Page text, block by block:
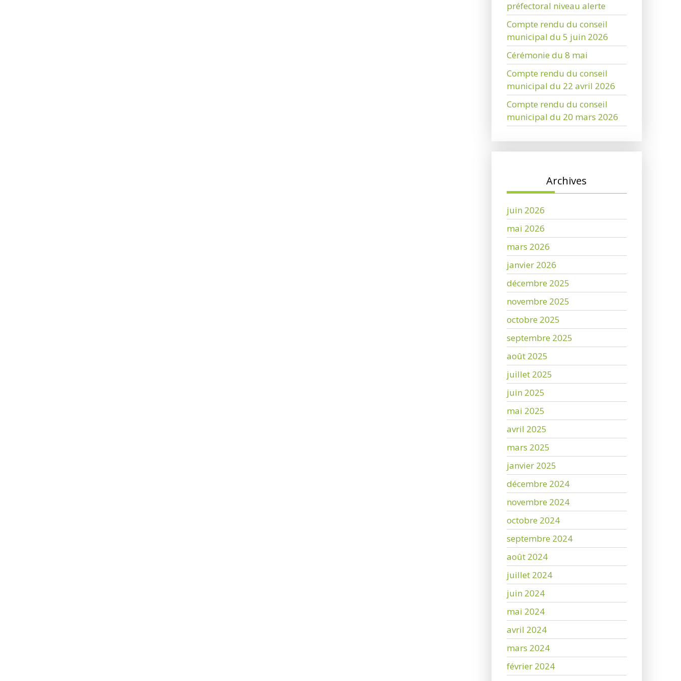
préfectoral niveau alerte
Compte rendu du conseil
municipal du 5 juin 2026
Cérémonie du 8 mai
Compte rendu du conseil
municipal du 22 avril 2026
Compte rendu du conseil
municipal du 20 mars 2026
Archives
juin 2026
mai 2026
mars 2026
janvier 2026
décembre 2025
novembre 2025
octobre 2025
septembre 2025
août 2025
juillet 2025
juin 2025
mai 2025
avril 2025
mars 2025
janvier 2025
décembre 2024
novembre 2024
octobre 2024
septembre 2024
août 2024
juillet 2024
juin 2024
mai 2024
avril 2024
mars 2024
février 2024